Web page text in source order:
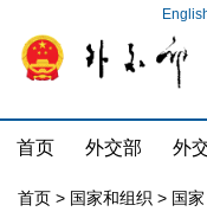
首页 外交部 外
首页 > 国家和组织 > 国家